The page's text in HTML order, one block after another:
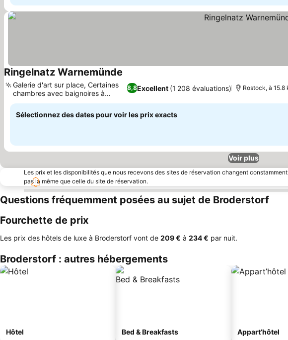
Ringelnatz Warnemünde
8,8Excellent (1 208 évaluations)
Galerie d'art sur place, Certaines
chambres avec baignoires à
remous
Rostock, à 15.8
Sélectionnez des dates pour voir les prix exacts
Voir plus
Les prix et les disponibilités que nous recevons des sites de réservation changent
pas la même que celle du site de réservation.
Questions fréquemment posées au sujet de Broderstorf
Fourchette de prix
Les prix des hôtels de luxe à Broderstorf vont de ‎209 € à ‎234 € par nuit.
Broderstorf : autres hébergements
Hôtel Bed & Breakfasts Appart’hôtel